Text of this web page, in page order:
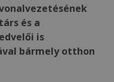
és a
is
bármely otthon